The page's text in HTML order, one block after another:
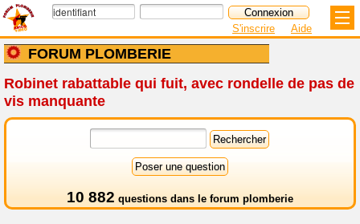
FORUM PLOMBERIE
S'inscrire Aide
Robinet rabattable qui fuit, avec rondelle de pas de
vis manquante
10 882 questions dans le forum plomberie